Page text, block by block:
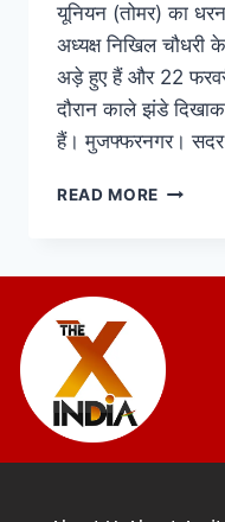
यूनियन (तोमर) का
अध्यक्ष निखिल चौधरी
अड़े हुए हैं और 22
दौरान काले झंडे
हैं। मुजफ्फरनगर। सदर
READ MORE